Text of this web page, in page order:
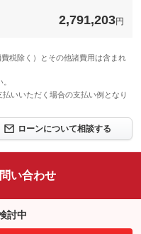
2,791,203円
税除く）とその他諸費用は含まれ
いいただく場合の支払い例となり
ローンについて相談する
い合わせ
討中